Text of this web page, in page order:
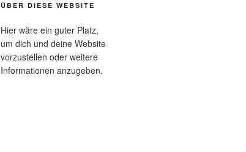
ÜBER DIESE WEBSITE
Hier wäre ein guter Platz,
um dich und deine Website
vorzustellen oder weitere
Informationen anzugeben.